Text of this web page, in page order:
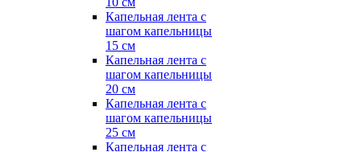
Капельная лента с
шагом капельницы
15 см
Капельная лента с
шагом капельницы
20 см
Капельная лента с
шагом капельницы
25 см
Капельная лента с